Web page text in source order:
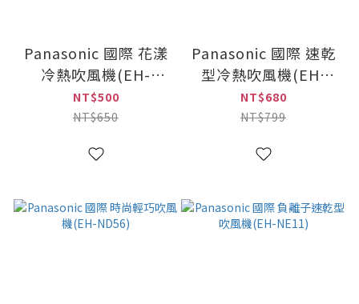
Panasonic 國際 花漾
冷熱吹風機(EH-
ND24)
NT$500
NT$650
Panasonic 國際 速乾
型冷熱吹風機(EH-
ND21)
NT$680
NT$799